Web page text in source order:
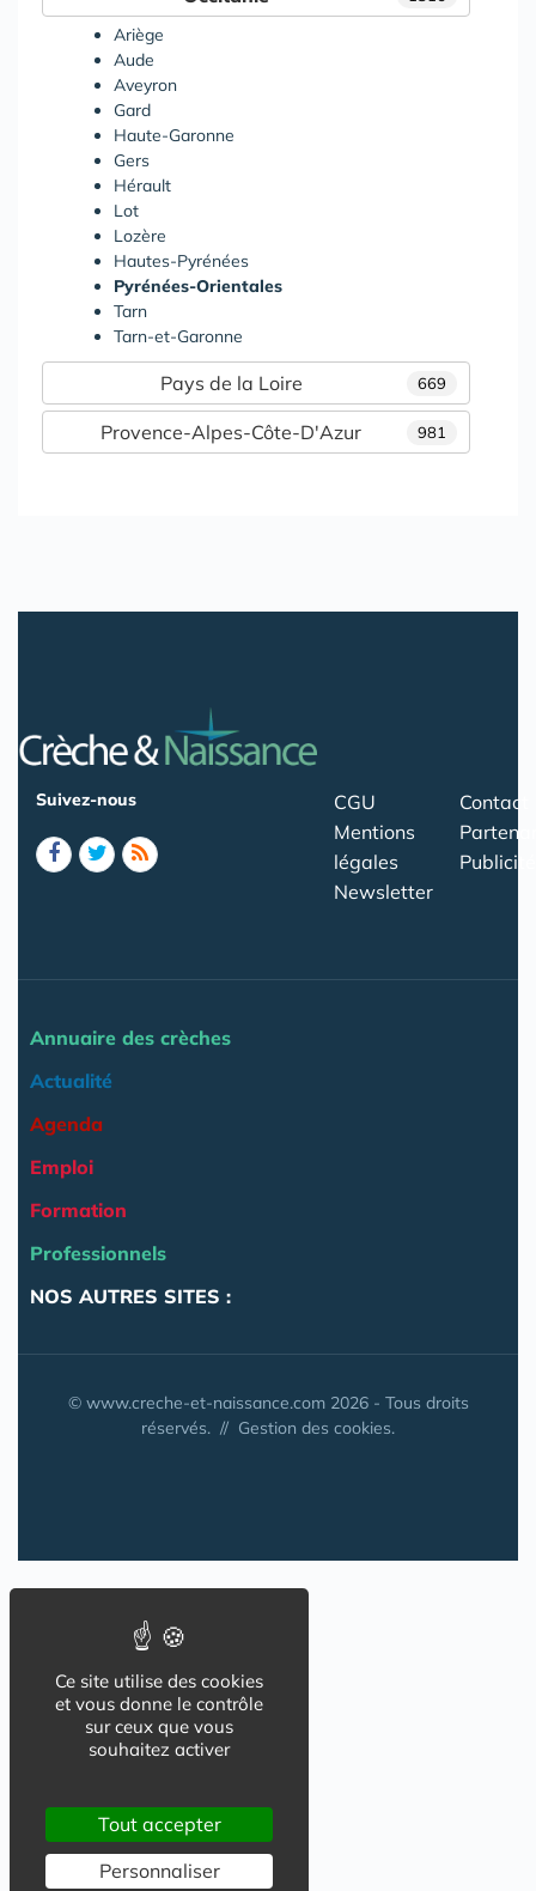
Ariège
Aude
Aveyron
Gard
Haute-Garonne
Gers
Hérault
Lot
Lozère
Hautes-Pyrénées
Pyrénées-Orientales
Tarn
Tarn-et-Garonne
669
Pays de la Loire
981
Provence-Alpes-Côte-D'Azur
Suivez-nous
CGU
Mentions
légales
Newsletter
Contact
Publicité
Annuaire des crèches
Actualité
Agenda
Emploi
Formation
Professionnels
NOS AUTRES SITES :
© www.creche-et-naissance.com 2026 - Tous droits
réservés. // Gestion des cookies.
Ce site utilise des cookies
et vous donne le contrôle
sur ceux que vous
souhaitez activer
Tout accepter
Personnaliser